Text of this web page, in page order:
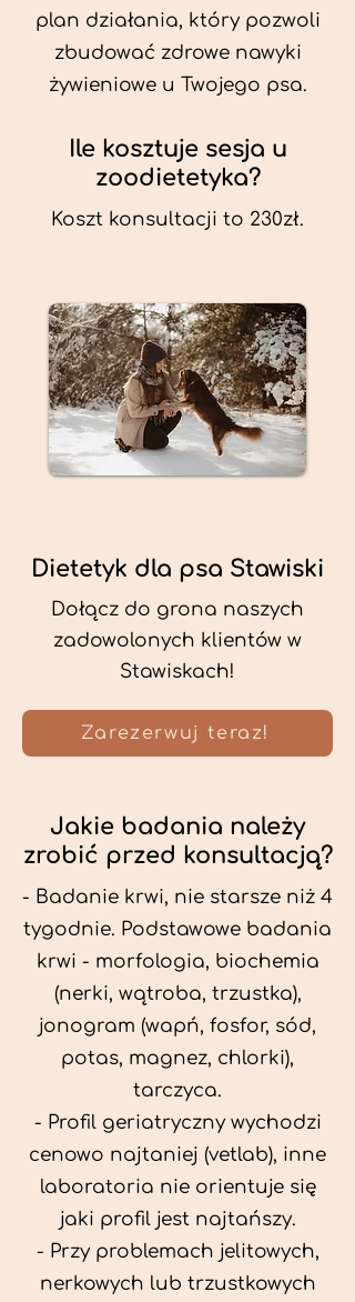
plan działania, który pozwoli
zbudować zdrowe nawyki
żywieniowe u Twojego psa.
Ile kosztuje sesja u
zoodietetyka?
Koszt konsultacji to 230zł.
Dietetyk dla psa Stawiski
Dołącz do grona naszych
zadowolonych klientów w
Stawiskach!
Zarezerwuj teraz!
Jakie badania należy
zrobić przed konsultacją?
- Badanie krwi, nie starsze niż 4
tygodnie. Podstawowe badania
krwi - morfologia, biochemia
(nerki, wątroba, trzustka),
jonogram (wapń, fosfor, sód,
potas, magnez, chlorki),
tarczyca.
- Profil geriatryczny wychodzi
cenowo najtaniej (vetlab), inne
laboratoria nie orientuje się
jaki profil jest najtańszy.
- Przy problemach jelitowych,
nerkowych lub trzustkowych